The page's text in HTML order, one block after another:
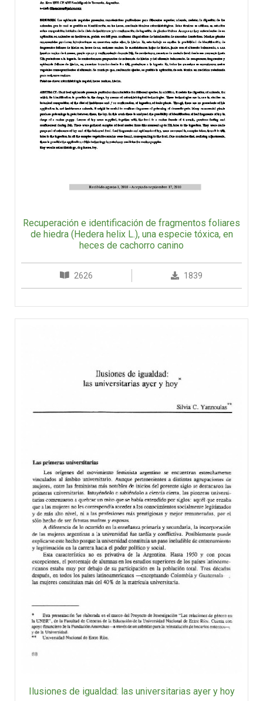
Recuperación e identificación de fragmentos foliares
de hiedra (Hedera helix L.), una especie tóxica, en
heces de cachorro canino
2626 1839
Ilusiones de igualdad: las universitarias ayer y hoy